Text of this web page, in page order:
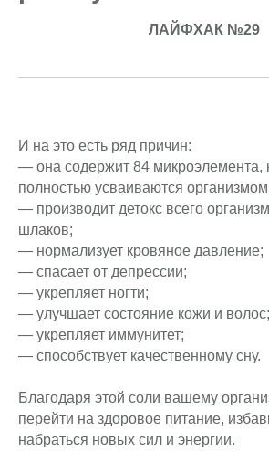
ЛАЙФХАК №29
И на это есть ряд причин:
— она содержит 84 микроэлемента,
полностью усваиваются
— производит детокс всего
шлаков;
— нормализует кровяное давление;
— спасает от депрессии;
— укрепляет ногти;
— улучшает состояние кожи и волос;
— укрепляет иммунитет;
— способствует качественному сну.
Благодаря этой соли вашему
перейти на здоровое питание,
набраться новых сил и энергии.